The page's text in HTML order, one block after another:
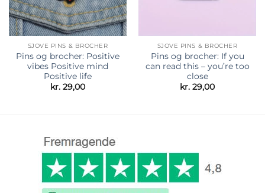
SJOVE PINS & BROCHER
Pins og brocher: Positive
vibes Positive mind
Positive life
kr. 29,00
SJOVE PINS & BROCHER
Pins og brocher: If you
can read this – you’re too
close
kr. 29,00